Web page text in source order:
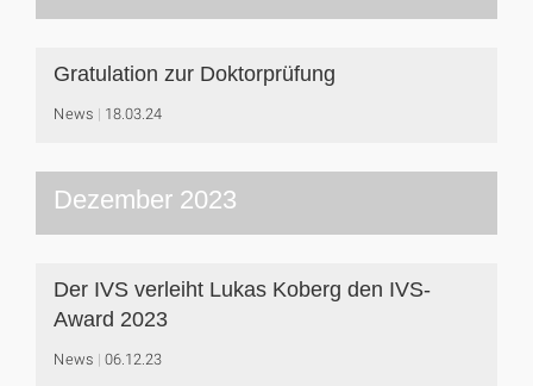
Gratulation zur Doktorprüfung
News 18.03.24
Dezember 2023
Der IVS verleiht Lukas Koberg den IVS-
Award 2023
News 06.12.23